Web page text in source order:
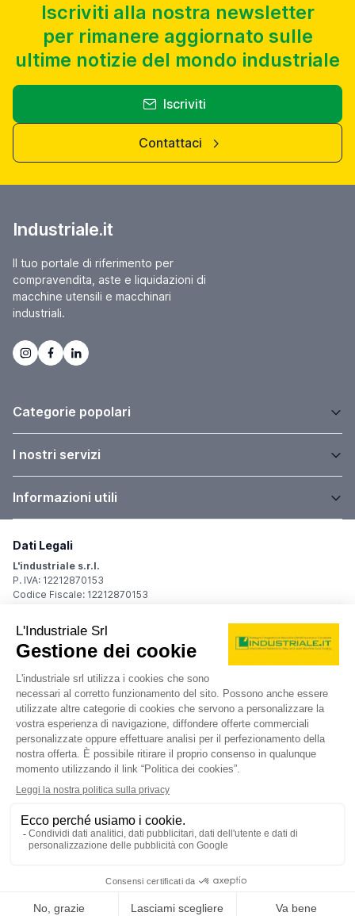
Iscriviti alla nostra newsletter
per rimanere aggiornato sulle
ultime notizie del mondo industriale
Iscriviti
Contattaci
Industriale.it
Il tuo portale di riferimento per
compravendita, aste e liquidazioni di
macchine utensili e macchinari
industriali.
Categorie popolari
I nostri servizi
Informazioni utili
Dati Legali
L'industriale s.r.l.
P. IVA: 12212870153
Codice Fiscale: 12212870153
Sede Legale
Via Carlo Dolci, 32
20148 Milano (MI)
Italy
Registro Imprese
Iscrizione R.I.: 12212870153
REA: MI-1539011
Capitale sociale: Euro 10.400,00 i.v.
Contatti
info@industriale.it
PEC:industriale@pec.industriale.it
02 8969 3116
Informativa privacy - Cookie
| Condizioni di navigazione